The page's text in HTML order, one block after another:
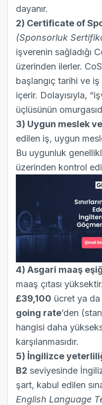
dayanır.
2) Certificate of
(Sponsorluk
işverenin sağladığı
üzerinden ilerler.
başlangıç tarihi ve
içerir. Dolayısıyla,
üçlüsünün
3) Uygun meslek
edilen iş, uygun
Bu uygunluk
üzerinden kontrol
4) Asgari maaş
maaş çıtası
£39,100 ücret ya
going rate’den
hangisi daha
karşılanmasıdır.
5) İngilizce
B2 seviyesinde
şart, kabul edilen
English Language